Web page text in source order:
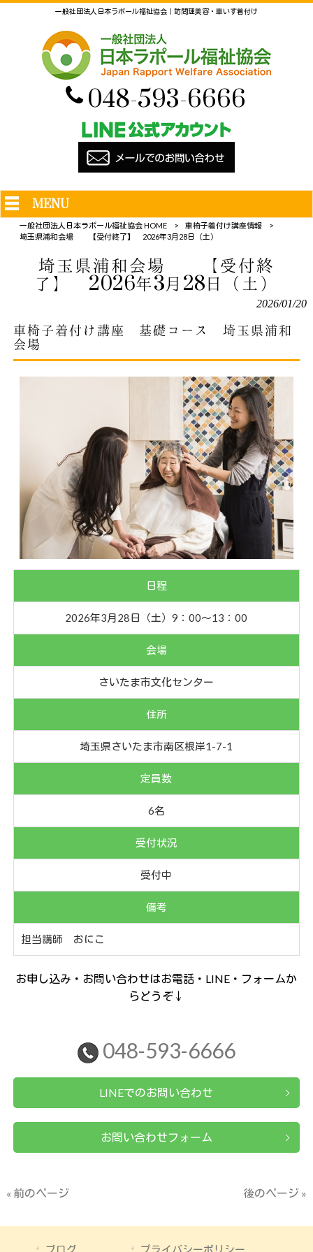
一般社団法人日本ラポール福祉協会｜訪問理美容・車いす着付け
048-593-6666
MENU
一般社団法人日本ラポール福祉協会 HOME > 車椅子着付け講座情報
>
埼玉県浦和会場 【受付終了】 2026年3月28日（土）
埼玉県浦和会場 【受付終
了】 2026年3月28日（土）
2026/01/20
車椅子着付け講座 基礎コース 埼玉県浦和
会場
日程
2026年3月28日（土）9：00〜13：00
会場
さいたま市文化センター
住所
埼玉県さいたま市南区根岸1-7-1
定員数
6名
受付状況
受付中
備考
担当講師 おにこ
お申し込み・お問い合わせはお電話・LINE・フォームか
らどうぞ↓
048-593-6666
LINEでのお問い合わせ
お問い合わせフォーム
« 前のページ 後のページ »
ブログ プライバシーポリシー